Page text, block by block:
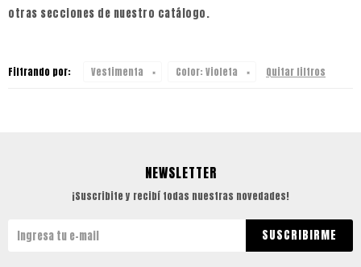
otras secciones de nuestro catálogo.
Filtrando por: Vestimenta Color: Violeta Quitar filtros
NEWSLETTER
¡Suscribite y recibí todas nuestras novedades!
SUSCRIBIRME